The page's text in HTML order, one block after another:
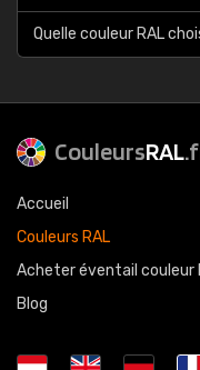
Quelle couleur RAL
CouleursRAL
Accueil
Couleurs RAL
Acheter éventail couleur
Blog